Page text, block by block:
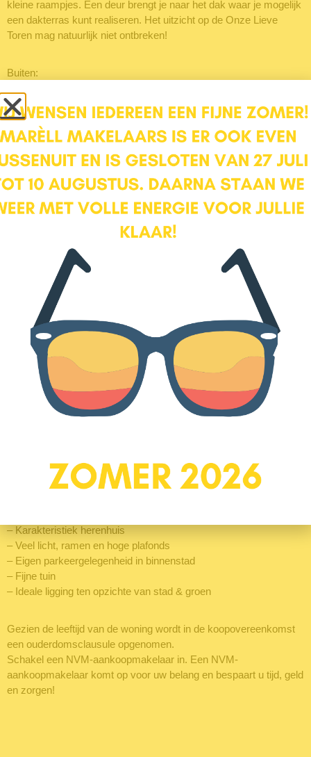
kleine raampjes. Een deur brengt je naar het dak waar je mogelijk
een dakterras kunt realiseren. Het uitzicht op de Onze Lieve
Toren mag natuurlijk niet ontbreken!
Buiten:
omheind met sierlijk smeedijzeren hekwerk. Aan de voorzijde
heeft de huidige eigenaar een parkeerplaats gecreëerd. Met
vergunning kan er echter ook op straat worden geparkeerd en
zij-tuin is een heerlijk plek om te vertoeven met haar ligging op het
zuid/zuidoosten. De achtertuin ligt op het zuidwesten, dus hier
Het buurtje Bekenstein maakt deel uit van het Vermeerkwartier en
ligt tussen de Stadsring en de Bisschopsweg in. Hier vind je
historisch stukje Amersfoort. De Bekensteinselaan is een
sfeervolle straat met fraaie karakteristieke herenhuizen. Het is
hier heerlijk rustig wonen. Vanuit huis ben je wandelend met een
paar minuten in het hartje van het oude stadscentrum. Voor je
dagelijkse boodschappen kun je om de hoek terecht aan de
Arnhemseweg. Niet alleen de binnenstad, ook groen is dichtbij.
Loop je namelijk verder de Bisschopsweg in, dan kom je bij Park
Randenbroek waar je heerlijk kunt wandelen en genieten van de
natuur. Wonen aan de Bekensteinselaan is dus een unieke
ervaring, waarna je nooit meer anders wilt: Het is een fantastische
Wat maakt Bekensteinselaan 25 ‘Je Nieuwe Thuis’:
– Karakteristiek herenhuis
– Veel licht, ramen en hoge plafonds
– Eigen parkeergelegenheid in binnenstad
– Fijne tuin
– Ideale ligging ten opzichte van stad & groen
Gezien de leeftijd van de woning wordt in de koopovereenkomst
een ouderdomsclausule opgenomen.
Schakel een NVM-aankoopmakelaar in. Een NVM-
aankoopmakelaar komt op voor uw belang en bespaart u tijd, geld
en zorgen!